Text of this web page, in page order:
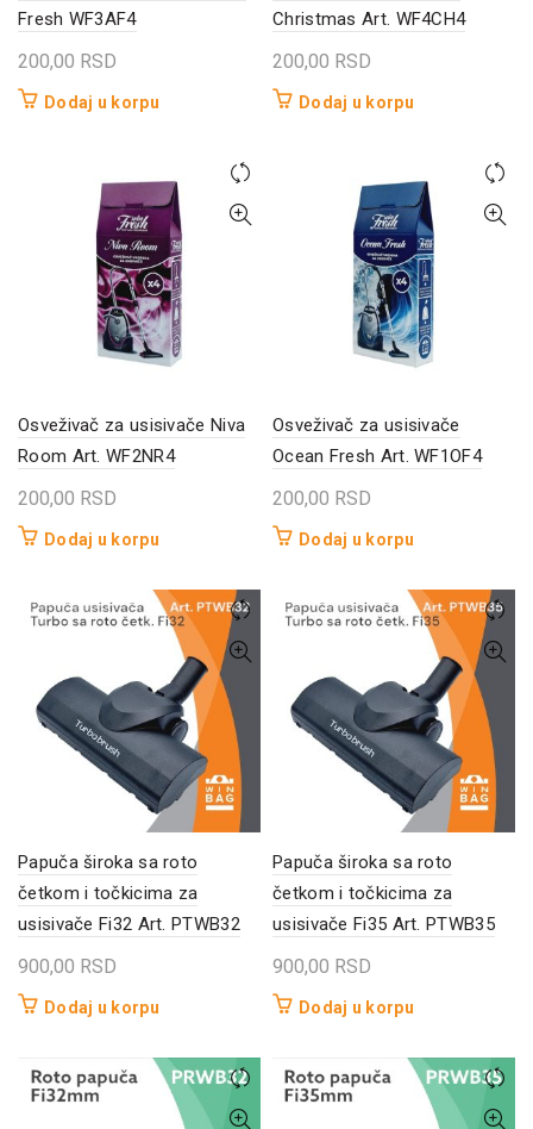
Fresh WF3AF4
200,00 RSD
Dodaj u korpu
Christmas Art. WF4CH4
200,00 RSD
Dodaj u korpu
Osveživač za usisivače Niva
Room Art. WF2NR4
200,00 RSD
Dodaj u korpu
Osveživač za usisivače
Ocean Fresh Art. WF1OF4
200,00 RSD
Dodaj u korpu
Papuča široka sa roto
četkom i točkicima za
usisivače Fi32 Art. PTWB32
900,00 RSD
Dodaj u korpu
Papuča široka sa roto
četkom i točkicima za
usisivače Fi35 Art. PTWB35
900,00 RSD
Dodaj u korpu